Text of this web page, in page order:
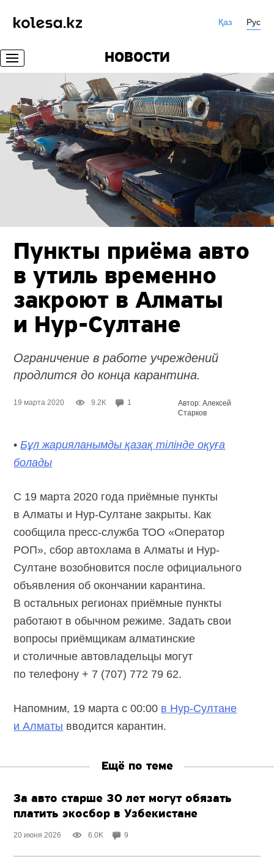
Қаз Рус
НОВОСТИ
Пункты приёма авто
в утиль временно
закроют в Алматы
и Нур-Султане
Ограничение в работе учреждений
продлится до конца карантина.
19 марта 2020 9.2K 1
Автор: Алексей
Старков
•Бұл жарияланымды қазақ тілінде оқуға
болады
C 19 марта 2020 года приёмные пункты
в Алматы и Нур-Султане закрыты. Как
сообщила пресс-служба ТОО «Оператор
РОП», сбор автохлама в Алматы и Нур-
Султане возобновится после официального
объявления об окончании карантина.
В остальных регионах приёмные пункты
работают в обычном режиме. Задать свои
вопросы приёмщикам алматинские
и столичные автовладельцы могут
по телефону + 7 (707) 772 79 62.
Напомним, 19 марта с 00:00 в Нур-Султане
и Алматы вводится карантин.
Ещё по теме
За авто старше 30 лет могут обязать
платить экосбор в Узбекистане
20 июня 2026 6.0K 9